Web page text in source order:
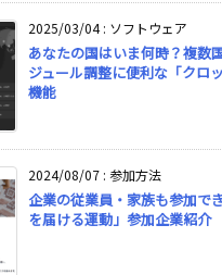
2025/03/04: ソフトウェア
あなたの国はいま何時？複数
ジュール調整に便利な「クロ
機能
2024/08/07 : 参加方法
企業の従業員・家族も参加で
を届ける運動」参加企業紹介